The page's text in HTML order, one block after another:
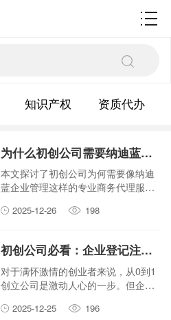
知识产权 资质代办
为什么初创公司需要纳迪蓝企业管理这样的专业商务代理服务？
本文探讨了初创公司为何需要像纳迪
蓝企业管理这样的专业商务代理服
提供专业支持三个方面，解释了专业
2025-12-26 198
初创公司必看：企业登记注册流程中最容易踩的坑有哪些？
对于满怀激情的创业者来说，从0到1
创立公司是激动人心的一步。但企业
文为你梳理了最容易踩的坑，包括股
2025-12-25 196